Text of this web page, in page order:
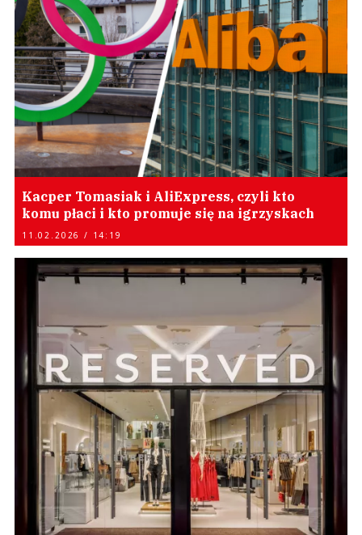
Kacper Tomasiak i AliExpress, czyli kto
komu płaci i kto promuje się na igrzyskach
11.02.2026 / 14:19